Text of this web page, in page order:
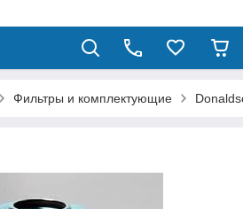
Фильтры и комплектующие